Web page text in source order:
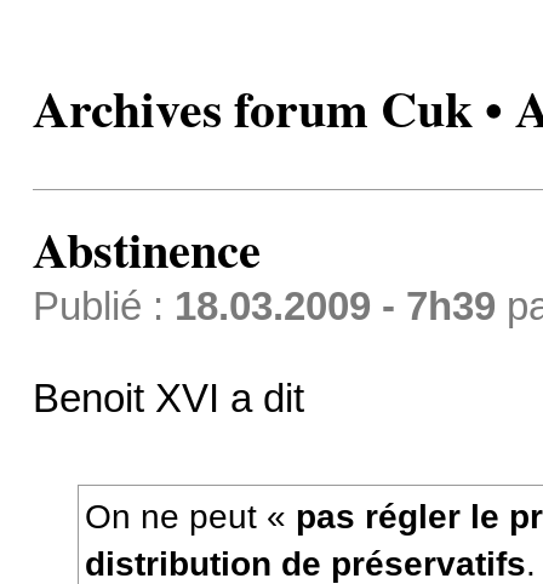
Archives forum Cuk •
Abstinence
Publié : 18.03.2009 - 7h39
Benoit XVI a dit
On ne peut « pas régler le
distribution de préservatifs